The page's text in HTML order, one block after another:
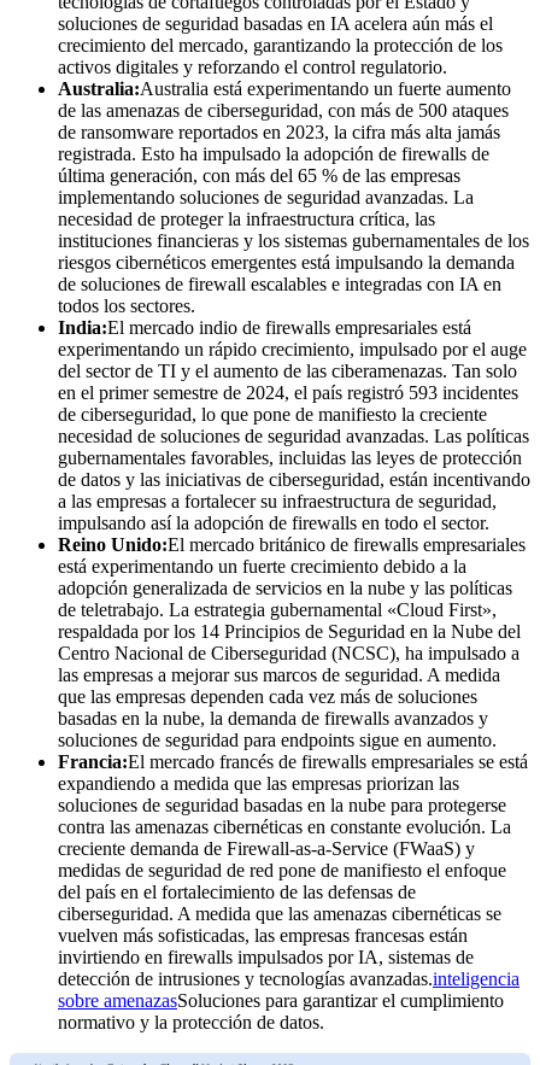
soluciones de seguridad basadas en IA acelera aún más el
crecimiento del mercado, garantizando la protección de los
activos digitales y reforzando el control regulatorio.
Australia:Australia está experimentando un fuerte aumento
de las amenazas de ciberseguridad, con más de 500 ataques
de ransomware reportados en 2023, la cifra más alta jamás
registrada. Esto ha impulsado la adopción de firewalls de
última generación, con más del 65 % de las empresas
implementando soluciones de seguridad avanzadas. La
necesidad de proteger la infraestructura crítica, las
instituciones financieras y los sistemas gubernamentales de los
riesgos cibernéticos emergentes está impulsando la demanda
de soluciones de firewall escalables e integradas con IA en
todos los sectores.
India:El mercado indio de firewalls empresariales está
experimentando un rápido crecimiento, impulsado por el auge
del sector de TI y el aumento de las ciberamenazas. Tan solo
en el primer semestre de 2024, el país registró 593 incidentes
de ciberseguridad, lo que pone de manifiesto la creciente
necesidad de soluciones de seguridad avanzadas. Las políticas
gubernamentales favorables, incluidas las leyes de protección
de datos y las iniciativas de ciberseguridad, están incentivando
a las empresas a fortalecer su infraestructura de seguridad,
impulsando así la adopción de firewalls en todo el sector.
Reino Unido:El mercado británico de firewalls empresariales
está experimentando un fuerte crecimiento debido a la
adopción generalizada de servicios en la nube y las políticas
de teletrabajo. La estrategia gubernamental «Cloud First»,
respaldada por los 14 Principios de Seguridad en la Nube del
Centro Nacional de Ciberseguridad (NCSC), ha impulsado a
las empresas a mejorar sus marcos de seguridad. A medida
que las empresas dependen cada vez más de soluciones
basadas en la nube, la demanda de firewalls avanzados y
soluciones de seguridad para endpoints sigue en aumento.
Francia:El mercado francés de firewalls empresariales se está
expandiendo a medida que las empresas priorizan las
soluciones de seguridad basadas en la nube para protegerse
contra las amenazas cibernéticas en constante evolución. La
creciente demanda de Firewall-as-a-Service (FWaaS) y
medidas de seguridad de red pone de manifiesto el enfoque
del país en el fortalecimiento de las defensas de
ciberseguridad. A medida que las amenazas cibernéticas se
vuelven más sofisticadas, las empresas francesas están
invirtiendo en firewalls impulsados ​​por IA, sistemas de
detección de intrusiones y tecnologías avanzadas.inteligencia
sobre amenazasSoluciones para garantizar el cumplimiento
normativo y la protección de datos.